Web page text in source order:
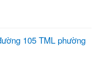
105 TML phường